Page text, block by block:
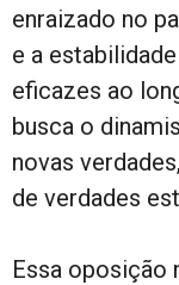
enraizado no
e a
eficazes ao
busca o
novas
de verdades
Essa oposição